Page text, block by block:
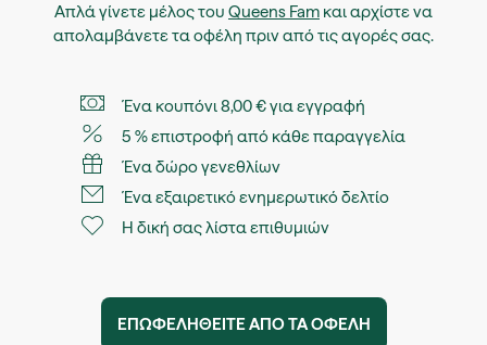
Απλά γίνετε μέλος του Queens Fam και αρχίστε να
απολαμβάνετε τα οφέλη πριν από τις αγορές σας.
Ένα κουπόνι 8,00 € για εγγραφή
5 % επιστροφή από κάθε παραγγελία
Ένα δώρο γενεθλίων
Ένα εξαιρετικό ενημερωτικό δελτίο
Η δική σας λίστα επιθυμιών
ΕΠΩΦΕΛΗΘΕIΤΕ ΑΠO ΤΑ ΟΦEΛΗ